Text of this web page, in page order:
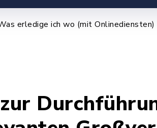
erledige ich wo (mit Onlinediensten)